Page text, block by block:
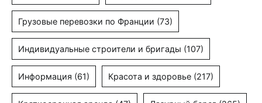
Грузовые перевозки по Франции (73)
Индивидуальные строители и бригады (107)
Информация (61) Красота и здоровье (217)